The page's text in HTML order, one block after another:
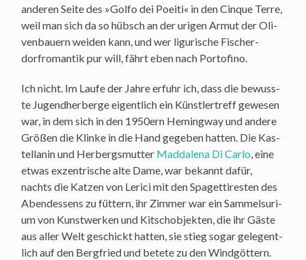
ande­ren Sei­te des »Gol­fo dei Poei­ti« in den Cin­que Terre,
weil man sich da so hübsch an der uri­gen Armut der Oli­
ven­bau­ern wei­den kann, und wer ligu­ri­sche Fischer­
dorfro­man­tik pur will, fährt eben nach Portofino.
Ich nicht. Im Lau­fe der Jah­re erfuhr ich, dass die bewuss­
te Jugend­her­ber­ge eigent­lich ein Künst­ler­treff gewe­sen
war, in dem sich in den 1950ern Heming­way und ande­re
Grö­ßen die Klin­ke in die Hand gege­ben hat­ten. Die Kas­
tel­lanin und Her­bergs­mut­ter Mad­da­le­na Di Car­lo, eine
etwas exzen­tri­sche alte Dame, war bekannt dafür,
nachts die Kat­zen von Leri­ci mit den Spa­get­ti­res­ten des
Abend­essens zu füt­tern, ihr Zim­mer war ein Sam­mel­su­ri­
um von Kunst­wer­ken und Kit­sch­ob­jek­ten, die ihr Gäs­te
aus aller Welt geschickt hat­ten, sie stieg sogar gele­gent­
lich auf den Berg­fried und bete­te zu den Wind­göt­tern.